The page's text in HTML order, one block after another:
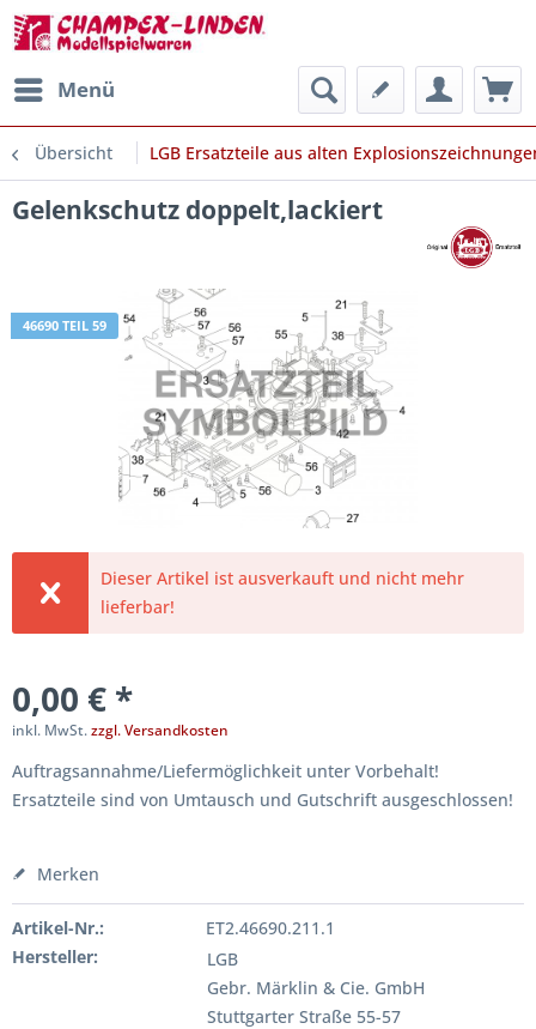
Menü
Übersicht LGB Ersatzteile aus alten
Gelenkschutz doppelt,lackiert
46690 TEIL 59
Dieser Artikel ist ausverkauft und nicht mehr
lieferbar!
0,00 € *
inkl. MwSt.zzgl. Versandkosten
Auftragsannahme/Liefermöglichkeit unter Vorbehalt!
Ersatzteile sind von Umtausch und Gutschrift ausgeschlossen!
Merken
Artikel-Nr.:
ET2.46690.211.1
Hersteller:
LGB
Gebr. Märklin & Cie. GmbH
Stuttgarter Straße 55-57